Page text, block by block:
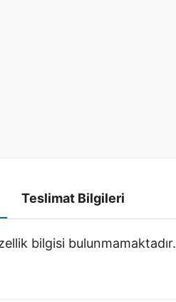
Teslimat Bilgileri
bilgisi bulunmamaktadır.